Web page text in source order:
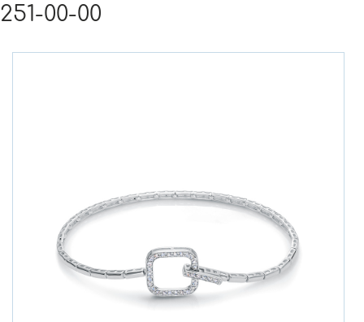
251-00-00